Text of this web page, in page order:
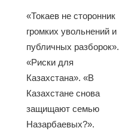
«Токаев не сторонник
громких увольнений и
публичных разборок».
«Риски для
Казахстана». «В
Казахстане снова
защищают семью
Назарбаевых?».